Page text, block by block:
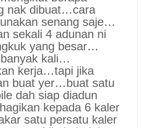
nak dibuat…cara
senang saje…
sekali 4 adunan ni
yang besar…
kali…
kerja…tapi jika
buat yer…buat satu
dah siap diadun
kepada 6 kaler
satu persatu kaler